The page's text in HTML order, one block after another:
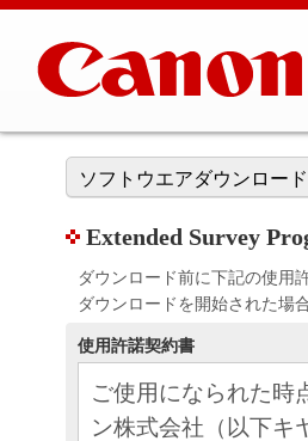
ソフトウエアダウンロー
Extended Survey
ダウンロード前に下記の使用
ダウンロードを開始された場
使用許諾契約書
ご使用になられた時
ン株式会社（以下キ